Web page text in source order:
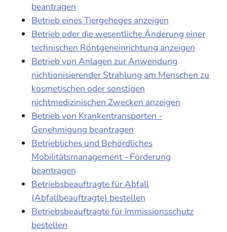
beantragen
Betrieb eines Tiergeheges anzeigen
Betrieb oder die wesentliche Änderung einer
technischen Röntgeneinrichtung anzeigen
Betrieb von Anlagen zur Anwendung
nichtionisierender Strahlung am Menschen zu
kosmetischen oder sonstigen
nichtmedizinischen Zwecken anzeigen
Betrieb von Krankentransporten -
Genehmigung beantragen
Betriebliches und Behördliches
Mobilitätsmanagement - Förderung
beantragen
Betriebsbeauftragte für Abfall
(Abfallbeauftragte) bestellen
Betriebsbeauftragte für Immissionsschutz
bestellen